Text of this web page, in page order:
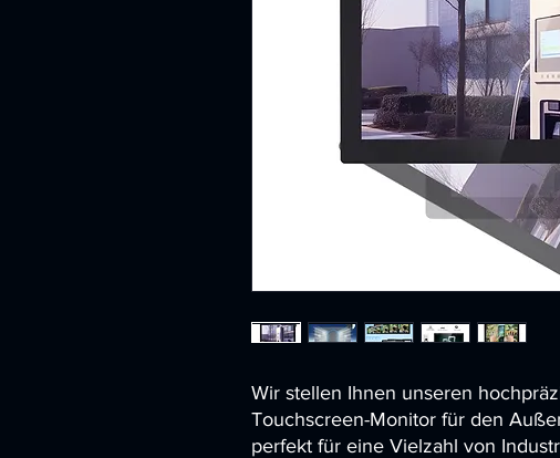
Wir stellen Ihnen unseren
Touchscreen-Monitor für den
perfekt für eine Vielzahl von